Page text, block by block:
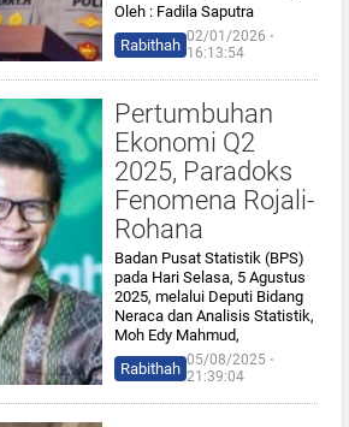
Oleh : Fadila Saputra
Rabithah 02/01/2026 ⋅
16:13:54
Pertumbuhan
Ekonomi Q2
2025, Paradoks
Fenomena Rojali-
Rohana
Badan Pusat Statistik (BPS)
pada Hari Selasa, 5 Agustus
2025, melalui Deputi Bidang
Neraca dan Analisis Statistik,
Moh Edy Mahmud,
Rabithah 05/08/2025 ⋅
21:39:04